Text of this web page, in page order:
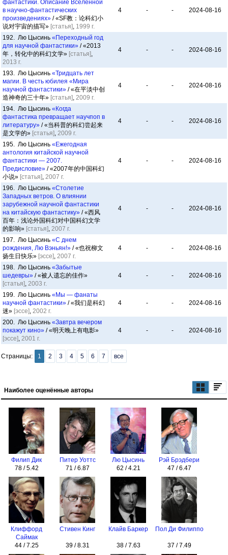
фантастики. Описание Вселенной
в научно-фантастических
произведениях» / «SF教：论科幻小
说对宇宙的描写» [статья], 1999 г.
4 - - 2024-08-16
192. Лю Цысинь «Переходный год
для научной фантастики» / «2013
年，转化中的科幻文学» [статья],
2013 г.
4 - - 2024-08-16
193. Лю Цысинь «Тридцать лет
магии. В честь юбилея «Мира
научной фантастики» / «在平淡中创
造神奇的三十年» [статья], 2009 г.
4 - - 2024-08-16
194. Лю Цысинь «Когда
фантастика превращает научпоп в
литературу» / «当科普的科幻尝起来
是文学的» [статья], 2009 г.
4 - - 2024-08-16
195. Лю Цысинь «Ежегодная
антология китайской научной
фантастики — 2007.
Предисловие» / «2007年的中国科幻
小说» [статья], 2007 г.
4 - - 2024-08-16
196. Лю Цысинь «Столетие
Западных ветров. О влиянии
зарубежной научной фантастики
на китайскую фантастику» / «西风
百年：浅论外国科幻对中国科幻文学
的影响» [статья], 2007 г.
4 - - 2024-08-16
197. Лю Цысинь «С днем
рождения, Лю Вэньян!» / «也祝柳文
扬生日快乐» [эссе], 2007 г.
4 - - 2024-08-16
198. Лю Цысинь «Забытые
шедевры» / «被人遗忘的佳作»
[статья], 2003 г.
4 - - 2024-08-16
199. Лю Цысинь «Мы — фанаты
научной фантастики» / «我们是科幻
迷» [эссе], 2002 г.
4 - - 2024-08-16
200. Лю Цысинь «Завтра вечером
покажут кино» / «明天晚上有电影»
[эссе], 2001 г.
4 - - 2024-08-16
Страницы: 1 2 3 4 5 6 7 все
Наиболее оценённые авторы
Филип Дик
78 / 5.42
Питер Уоттс
71 / 6.87
Лю Цысинь
62 / 4.21
Рэй Брэдбери
47 / 6.47
Клиффорд
Саймак
44 / 7.25
Стивен Кинг
39 / 8.31
Клайв Баркер
38 / 7.63
Пол Ди Филиппо
37 / 7.49